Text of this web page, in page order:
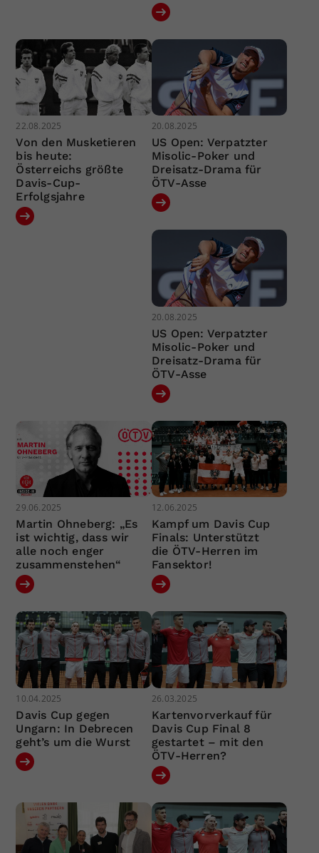
22.08.2025
Von den Musketieren
bis heute:
Österreichs größte
Davis-Cup-
Erfolgsjahre
20.08.2025
US Open: Verpatzter
Misolic-Poker und
Dreisatz-Drama für
ÖTV-Asse
20.08.2025
US Open: Verpatzter
Misolic-Poker und
Dreisatz-Drama für
ÖTV-Asse
29.06.2025
Martin Ohneberg: „Es
ist wichtig, dass wir
alle noch enger
zusammenstehen“
12.06.2025
Kampf um Davis Cup
Finals: Unterstützt
die ÖTV-Herren im
Fansektor!
10.04.2025
Davis Cup gegen
Ungarn: In Debrecen
geht’s um die Wurst
26.03.2025
Kartenvorverkauf für
Davis Cup Final 8
gestartet – mit den
ÖTV-Herren?